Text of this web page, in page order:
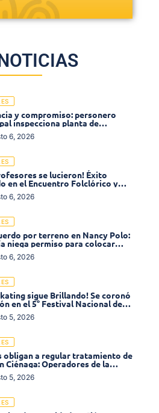
y compromiso: personero
inspecciona planta de
de agua
6, 2026
se lucieron! Éxito
en el Encuentro Folclórico y
del Magisterio 2026 en Ciénaga
6, 2026
por terreno en Nancy Polo:
niega permiso para colocar
comidas
6, 2026
sigue Brillando! Se coronó
en el 5° Festival Nacional de
«Soledad sobre Ruedas»
5, 2026
obligan a regular tratamiento de
Ciénaga: Operadores de la
baja presión en varios
5, 2026